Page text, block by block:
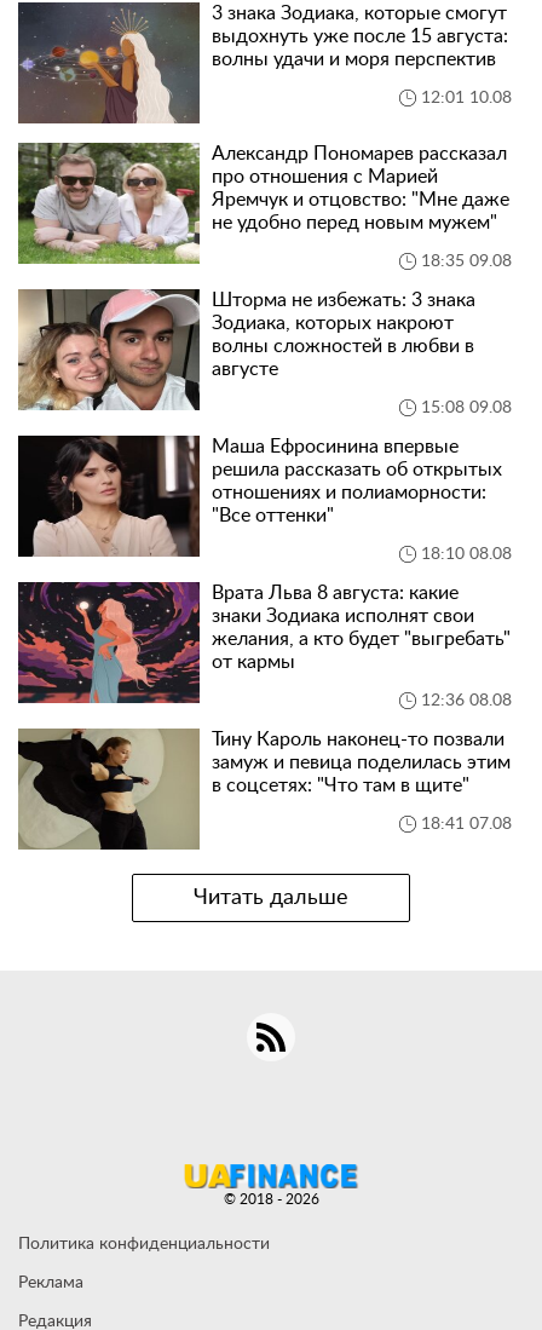
3 знака Зодиака, которые смогут
выдохнуть уже после 15 августа:
волны удачи и моря перспектив
12:01 10.08
Александр Пономарев рассказал
про отношения с Марией
Яремчук и отцовство: "Мне даже
не удобно перед новым мужем"
18:35 09.08
Шторма не избежать: 3 знака
Зодиака, которых накроют
волны сложностей в любви в
августе
15:08 09.08
Маша Ефросинина впервые
решила рассказать об открытых
отношениях и полиаморности:
"Все оттенки"
18:10 08.08
Врата Льва 8 августа: какие
знаки Зодиака исполнят свои
желания, а кто будет "выгребать"
от кармы
12:36 08.08
Тину Кароль наконец-то позвали
замуж и певица поделилась этим
в соцсетях: "Что там в щите"
18:41 07.08
Читать дальше
Политика конфиденциальности
Реклама
Редакция
© 2018 - 2026